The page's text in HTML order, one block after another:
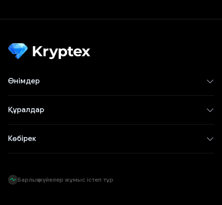
Өнімдер
Құралдар
Көбірек
Барлық жүйелер жұмыс істеп тұр